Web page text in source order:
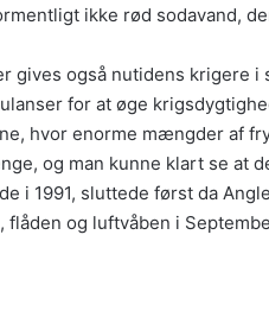
ikke rød sodavand,
gives også nutidens krigere
for at øge
hvor enorme mængder af
og man kunne klart se
i 1991, sluttede først da
og luftvåben i